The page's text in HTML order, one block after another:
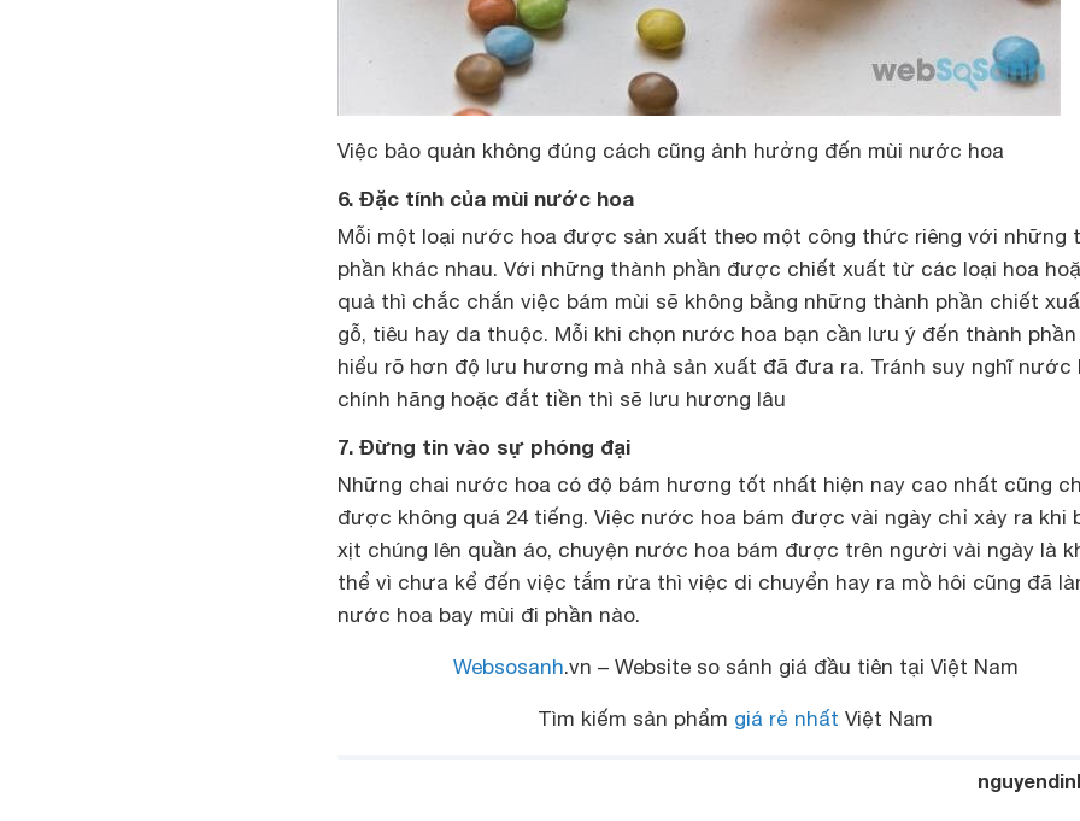
Việc bảo quản không đúng cách cũng ảnh hưởng đến mùi nước hoa
6. Đặc tính của mùi nước hoa
Mỗi một loại nước hoa được sản xuất theo một công thức riêng với những
phần khác nhau. Với những thành phần được chiết xuất từ các loại hoa
quả thì chắc chắn việc bám mùi sẽ không bằng những thành phần chiết
gỗ, tiêu hay da thuộc. Mỗi khi chọn nước hoa bạn cần lưu ý đến thành
hiểu rõ hơn độ lưu hương mà nhà sản xuất đã đưa ra. Tránh suy nghĩ nước
chính hãng hoặc đắt tiền thì sẽ lưu hương lâu
7. Đừng tin vào sự phóng đại
Những chai nước hoa có độ bám hương tốt nhất hiện nay cao nhất cũng
được không quá 24 tiếng. Việc nước hoa bám được vài ngày chỉ xảy ra khi
xịt chúng lên quần áo, chuyện nước hoa bám được trên người vài ngày là
thể vì chưa kể đến việc tắm rửa thì việc di chuyển hay ra mồ hôi cũng đã
nước hoa bay mùi đi phần nào.
Websosanh.vn – Website so sánh giá đầu tiên tại Việt Nam
Tìm kiếm sản phẩm giá rẻ nhất Việt Nam